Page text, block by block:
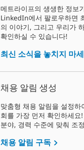
메트라이프의 생생한 정보
LinkedIn에서 팔로우하면
의 이야기, 그리고 우리가
확인하실 수 있습니다!
최신 소식을 놓치지 마
채용 알림 생성
맞춤형 채용 알림을 설정하
회를 가장 먼저 확인하세요
분야, 경력 수준에 맞춰 조
채용 알림 구독